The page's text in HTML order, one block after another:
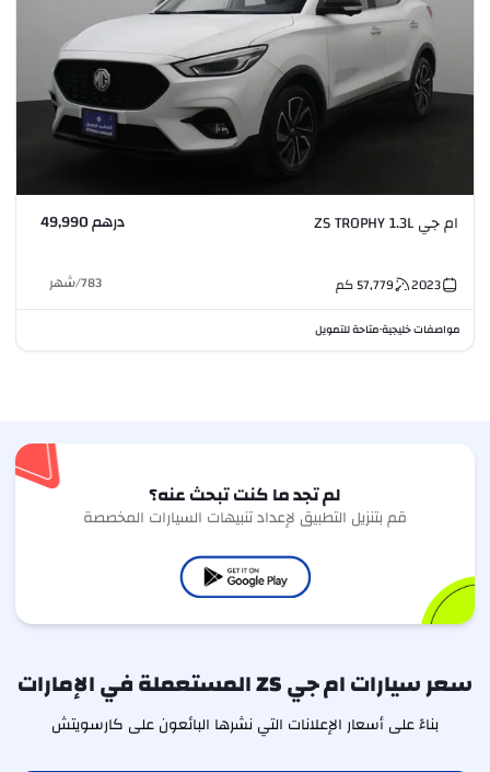
ام جي ZS TROPHY 1.3L درهم 49,990
2023
57,779كم 783
/شهر
مواصفات خليجية•متاحة للتمويل
لم تجد ما كنت تبحث عنه؟
قم بتنزيل التطبيق لإعداد تنبيهات السيارات المخصصة
سعر سيارات ام جي ZS المستعملة في الإمارات
بناءً على أسعار الإعلانات التي نشرها البائعون على كارسويتش